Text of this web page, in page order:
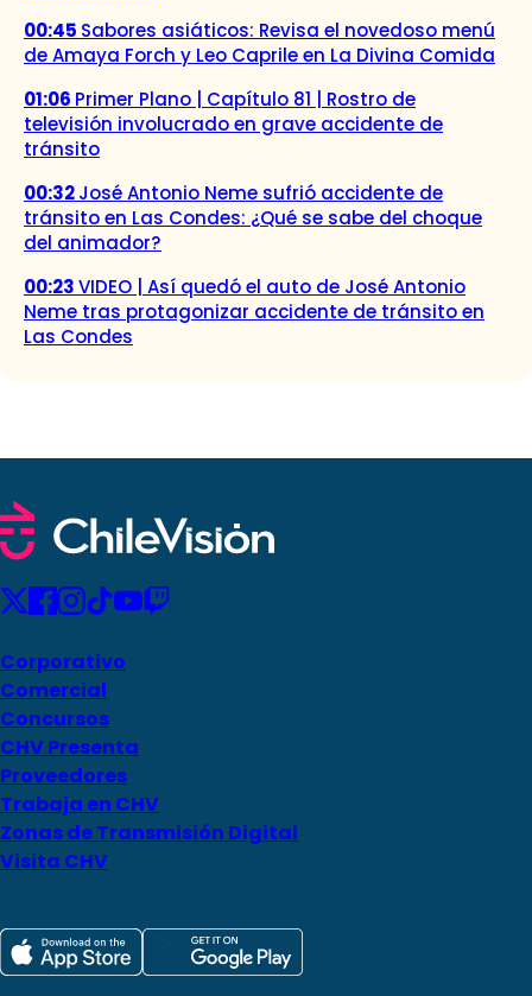
00:45 Sabores asiáticos: Revisa el novedoso menú
de Amaya Forch y Leo Caprile en La Divina Comida
01:06 Primer Plano | Capítulo 81 | Rostro de
televisión involucrado en grave accidente de
tránsito
00:32José Antonio Neme sufrió accidente de
tránsito en Las Condes: ¿Qué se sabe del choque
del animador?
00:23VIDEO | Así quedó el auto de José Antonio
Neme tras protagonizar accidente de tránsito en
Las Condes
Corporativo
Comercial
Concursos
CHV Presenta
Proveedores
Trabaja en CHV
Zonas de Transmisión Digital
Visita CHV